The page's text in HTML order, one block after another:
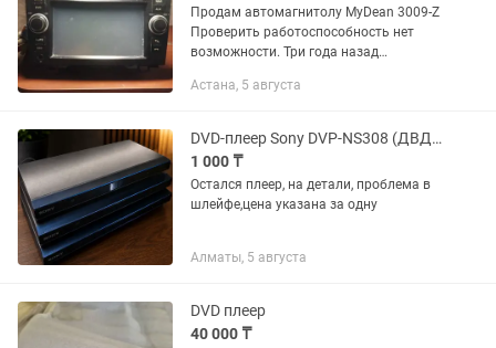
Продам автомагнитолу MyDean 3009-Z
Проверить работоспособность нет
возможности. Три года назад
Пишите, если не отвечаю. Штатное
для...
Астана, 5 августа
DVD-плеер Sony DVP-NS308 (ДВД player) на запчасти
1 000 ₸
Остался плеер, на детали, проблема в
шлейфе,цена указана за одну
Алматы, 5 августа
DVD плеер
40 000 ₸